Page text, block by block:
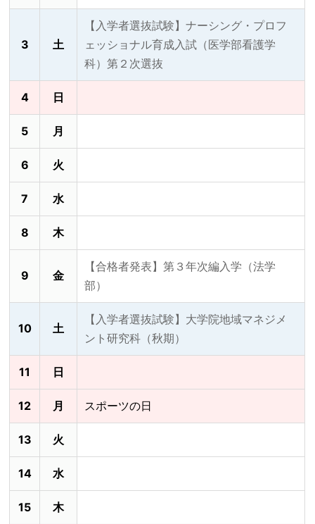
3 土
【入学者選抜試験】ナーシング・プロフ
ェッショナル育成入試（医学部看護学
科）第２次選抜
4 日
5 月
6 火
7 水
8 木
9 金
【合格者発表】第３年次編入学（法学
部）
10 土
【入学者選抜試験】大学院地域マネジメ
ント研究科（秋期）
11 日
12 月 スポーツの日
13 火
14 水
15 木